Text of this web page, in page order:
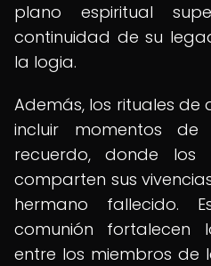
plano espiritual
continuidad de su
la logia.
Además, los rituales de
incluir momentos de
recuerdo, donde los
comparten sus
hermano fallecido.
comunión fortalecen
entre los miembros de